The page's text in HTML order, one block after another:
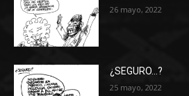
26 mayo, 2022
¿SEGURO…?
25 mayo, 2022